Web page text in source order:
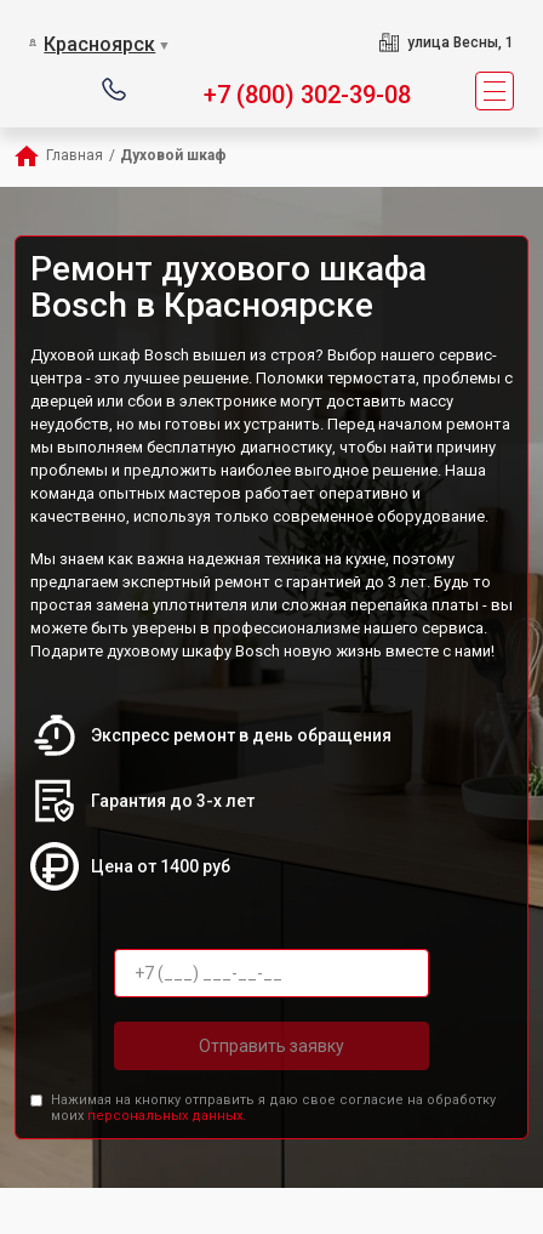
Красноярск ▼ улица Весны, 1
+7 (800) 302-39-08
Главная / Духовой шкаф
Ремонт духового шкафа
Bosch в Красноярске
Духовой шкаф Bosch вышел из строя? Выбор нашего сервис-
центра - это лучшее решение. Поломки термостата, проблемы с
дверцей или сбои в электронике могут доставить массу
неудобств, но мы готовы их устранить. Перед началом ремонта
мы выполняем бесплатную диагностику, чтобы найти причину
проблемы и предложить наиболее выгодное решение. Наша
команда опытных мастеров работает оперативно и
качественно, используя только современное оборудование.
Мы знаем как важна надежная техника на кухне, поэтому
предлагаем экспертный ремонт с гарантией до 3 лет. Будь то
простая замена уплотнителя или сложная перепайка платы - вы
можете быть уверены в профессионализме нашего сервиса.
Подарите духовому шкафу Bosch новую жизнь вместе с нами!
Экспресс ремонт в день обращения
Гарантия до 3-х лет
Цена от 1400 руб
Отправить заявку
Нажимая на кнопку отправить я даю свое согласие на обработку
моих персональных данных.